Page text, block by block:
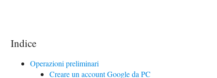
Indice
Operazioni preliminari
Creare un account Google da PC